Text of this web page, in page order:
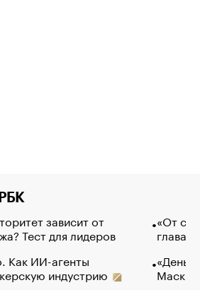
зависит от
Тест для лидеров
Как ИИ-агенты
индустрию
«От
глава
Маск в